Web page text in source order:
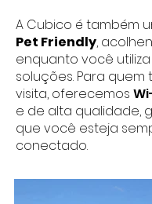
A Cubico é também
Pet Friendly,
enquanto você
soluções. Para
visita, oferecemos
e de alta qualidade,
que você esteja
conectado.